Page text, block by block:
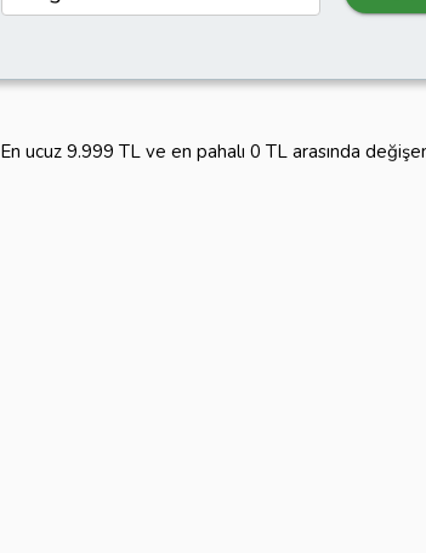
ucuz 9.999 TL ve en pahalı 0 TL arasında